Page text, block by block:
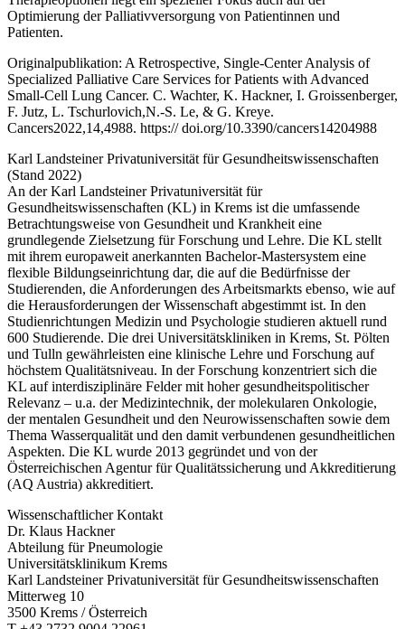
Optimierung der Palliativversorgung von Patientinnen und
Patienten.
Originalpublikation: A Retrospective, Single-Center Analysis of
Specialized Palliative Care Services for Patients with Advanced
Small-Cell Lung Cancer. C. Wachter, K. Hackner, I. Groissenberger,
F. Jutz, L. Tschurlovich,N.-S. Le, & G. Kreye.
Cancers2022,14,4988. https:// doi.org/10.3390/cancers14204988
Karl Landsteiner Privatuniversität für Gesundheitswissenschaften
(Stand 2022)
An der Karl Landsteiner Privatuniversität für
Gesundheitswissenschaften (KL) in Krems ist die umfassende
Betrachtungsweise von Gesundheit und Krankheit eine
grundlegende Zielsetzung für Forschung und Lehre. Die KL stellt
mit ihrem europaweit anerkannten Bachelor-Mastersystem eine
flexible Bildungseinrichtung dar, die auf die Bedürfnisse der
Studierenden, die Anforderungen des Arbeitsmarkts ebenso, wie auf
die Herausforderungen der Wissenschaft abgestimmt ist. In den
Studienrichtungen Medizin und Psychologie studieren aktuell rund
600 Studierende. Die drei Universitätskliniken in Krems, St. Pölten
und Tulln gewährleisten eine klinische Lehre und Forschung auf
höchstem Qualitätsniveau. In der Forschung konzentriert sich die
KL auf interdisziplinäre Felder mit hoher gesundheitspolitischer
Relevanz – u.a. der Medizintechnik, der molekularen Onkologie,
der mentalen Gesundheit und den Neurowissenschaften sowie dem
Thema Wasserqualität und den damit verbundenen gesundheitlichen
Aspekten. Die KL wurde 2013 gegründet und von der
Österreichischen Agentur für Qualitätssicherung und Akkreditierung
(AQ Austria) akkreditiert.
Wissenschaftlicher Kontakt
Dr. Klaus Hackner
Abteilung für Pneumologie
Universitätsklinikum Krems
Karl Landsteiner Privatuniversität für Gesundheitswissenschaften
Mitterweg 10
3500 Krems / Österreich